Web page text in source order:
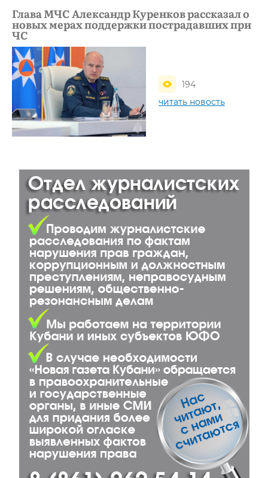
Глава МЧС Александр Куренков рассказал о
новых мерах поддержки пострадавших при
ЧС
194
читать новость